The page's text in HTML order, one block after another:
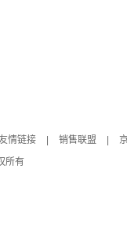
情链接 销售联盟
所有